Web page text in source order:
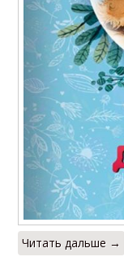
Читать дальше →